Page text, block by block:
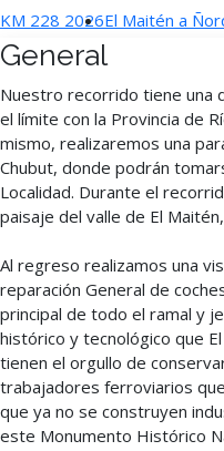
KM 228 2026El Maitén a
General
Nuestro recorrido tiene una
el límite con la Provincia de
mismo, realizaremos una
Chubut, donde podrán
Localidad. Durante el
paisaje del valle de El
Al regreso realizamos una
reparación General de
principal de todo el ramal y
histórico y tecnológico que
tienen el orgullo de
trabajadores ferroviarios
que ya no se construyen
este Monumento Histórico